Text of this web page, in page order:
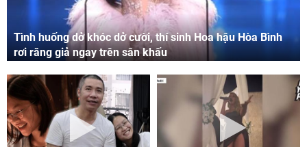
Tình huống dở khóc dở cười, thí sinh Hoa hậu Hòa Bình
rơi răng giả ngay trên sân khấu